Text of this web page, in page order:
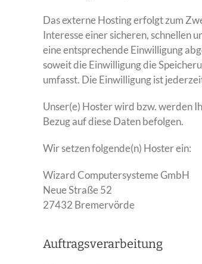
Das externe Hosting erfolgt zum
Interesse einer sicheren, schnellen
eine entsprechende Einwilligung
soweit die Einwilligung die
umfasst. Die Einwilligung ist
Unser(e) Hoster wird bzw. werden
Bezug auf diese Daten befolgen.
Wir setzen folgende(n) Hoster ein:
Wizard Computersysteme GmbH
Neue Straße 52
27432 Bremervörde
Auftragsverarbeitung